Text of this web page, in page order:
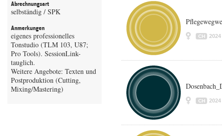
Abrechnungsart
selbständig / SPK
Anmerkungen
eigenes professionelles
Tonstudio (TLM 103, U87;
Pro Tools). SessionLink-
tauglich.
Weitere Angebote: Texten und
Postproduktion (Cutting,
Mixing/Mastering)
CH 2024
CH 2024